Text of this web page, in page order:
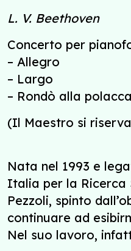
L. V. Beethoven
Concerto per
– Allegro
– Largo
– Rondò alla polacca
(Il Maestro si
Nata nel 1993 e
Italia per la Ricerca
Pezzoli, spinto
continuare ad
Nel suo lavoro,